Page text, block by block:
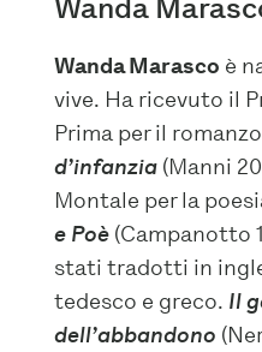
Wanda Marasco è
vive. Ha ricevuto il
Prima per il romanzo
d’infanzia(Manni
Montale per la
e Poè(Campanotto
stati tradotti in
tedesco e greco. Il
dell’abbandono